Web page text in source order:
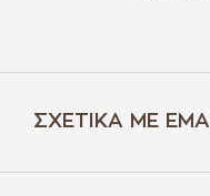
ΣΧΕΤΙΚΆ ΜΕ